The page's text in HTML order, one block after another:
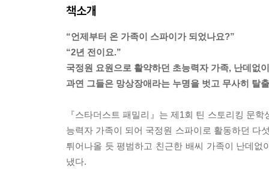
책소개
“언제부터 온 가족이 스파이가 되었나요?”
“2년 전이요.”
국정원 요원으로 활약하던 초능력자 가족, 난데없
과연 그들은 망상장애라는 누명을 벗고 무사히 탈
『스타더스트 패밀리』는 제1회 틴 스토리킹 문
능력자 가족이 되어 국정원 스파이로 활동하던 다
튀어나올 듯 평범하고 친근한 배씨 가족이 난데
냈다.